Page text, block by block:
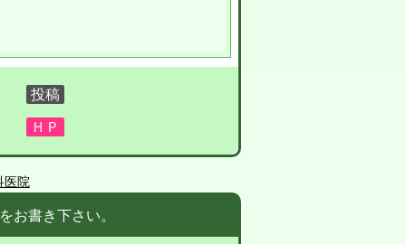
院
お書き下さい。